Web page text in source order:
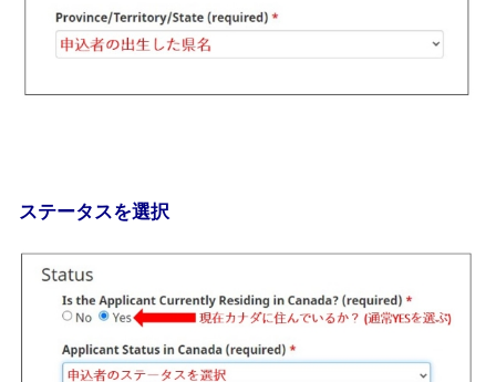
ステータスを選択